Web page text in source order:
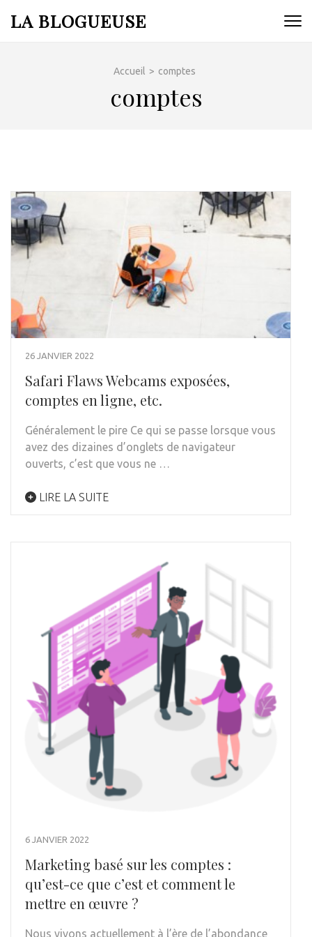
auLA BLOGUEUSE
Accueil > comptes
comptes
26 JANVIER 2022
Safari Flaws Webcams exposées,
comptes en ligne, etc.
Généralement le pire Ce qui se passe lorsque vous
avez des dizaines d’onglets de navigateur
ouverts, c’est que vous ne …
LIRE LA SUITE
6 JANVIER 2022
Marketing basé sur les comptes :
qu’est-ce que c’est et comment le
mettre en œuvre ?
Nous vivons actuellement à l’ère de l’abondance